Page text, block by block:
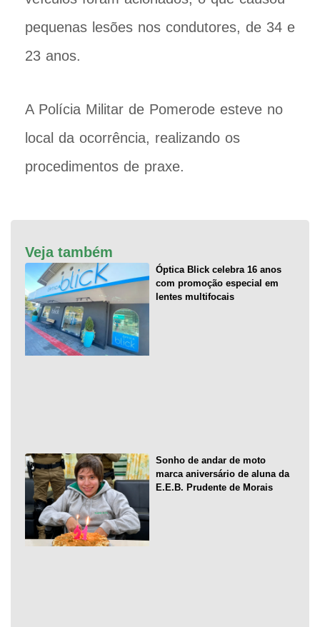
pequenas lesões nos condutores, de 34 e
23 anos.
A Polícia Militar de Pomerode esteve no
local da ocorrência, realizando os
procedimentos de praxe.
Veja também
Óptica Blick celebra 16 anos
com promoção especial em
lentes multifocais
Sonho de andar de moto
marca aniversário de aluna da
E.E.B. Prudente de Morais